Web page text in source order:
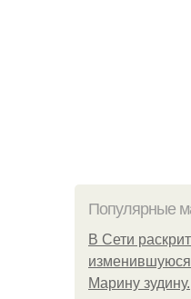
Популярные
В Сети
Марину зудину.